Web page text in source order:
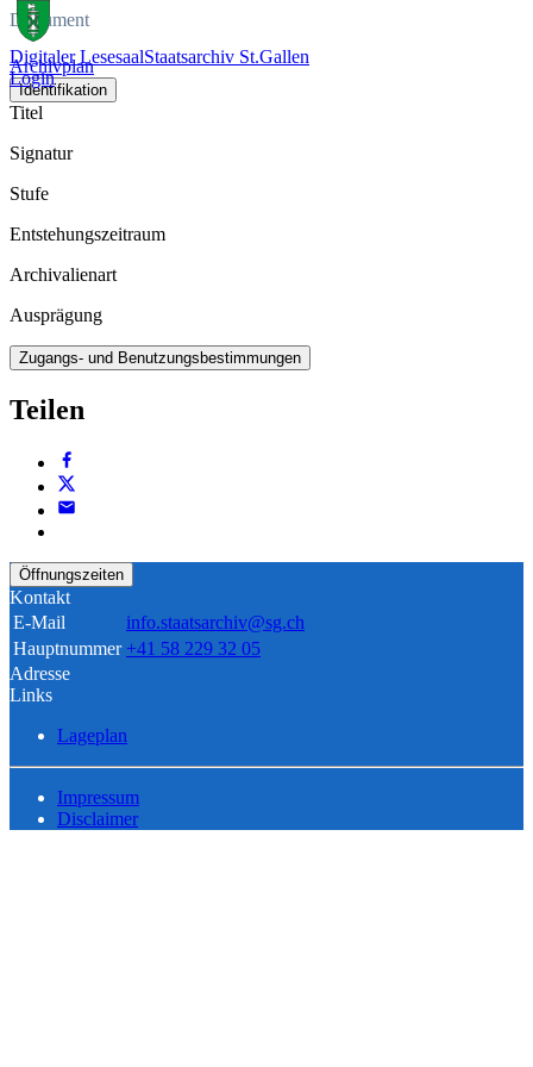
Digitaler LesesaalStaatsarchiv St.Gallen
Login
Dokument
Archivplan
Identifikation
Titel
Signatur
Stufe
Entstehungszeitraum
Archivalienart
Ausprägung
Zugangs- und Benutzungsbestimmungen
Teilen
Öffnungszeiten
Kontakt
E-Mail
info.staatsarchiv@sg.ch
Hauptnummer +41 58 229 32 05
Adresse
Links
Lageplan
Impressum
Disclaimer